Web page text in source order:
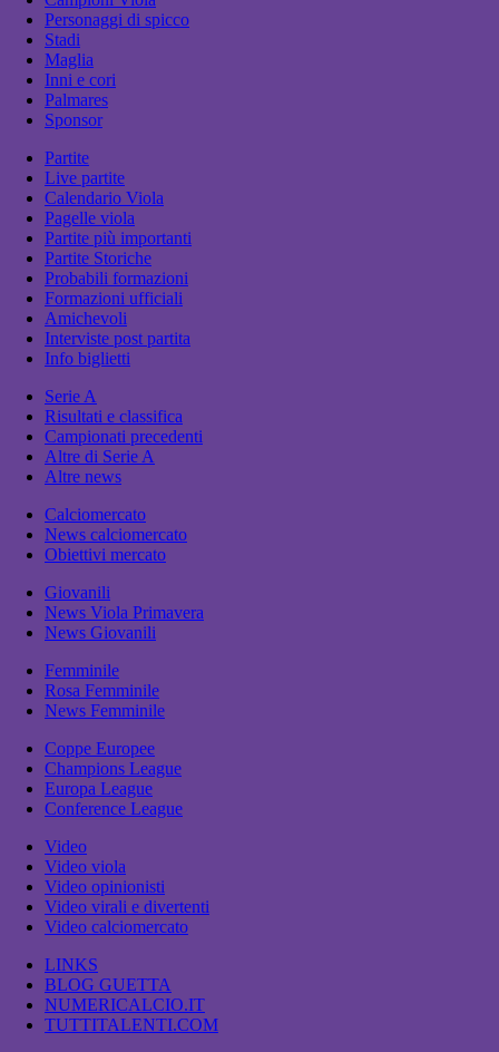
Personaggi di spicco
Stadi
Maglia
Inni e cori
Palmares
Sponsor
Partite
Live partite
Calendario Viola
Pagelle viola
Partite più importanti
Partite Storiche
Probabili formazioni
Formazioni ufficiali
Amichevoli
Interviste post partita
Info biglietti
Serie A
Risultati e classifica
Campionati precedenti
Altre di Serie A
Altre news
Calciomercato
News calciomercato
Obiettivi mercato
Giovanili
News Viola Primavera
News Giovanili
Femminile
Rosa Femminile
News Femminile
Coppe Europee
Champions League
Europa League
Conference League
Video
Video viola
Video opinionisti
Video virali e divertenti
Video calciomercato
LINKS
BLOG GUETTA
NUMERICALCIO.IT
TUTTITALENTI.COM